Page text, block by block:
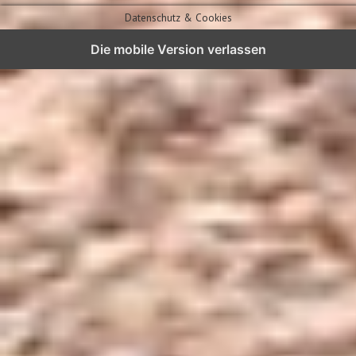
Datenschutz & Cookies
Die mobile Version verlassen